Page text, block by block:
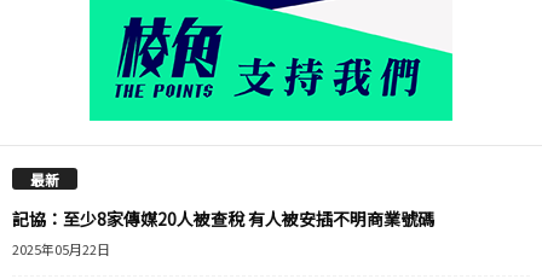
最新
記協：至少8家傳媒20人被查稅 有人被安插不明商業號碼
2025年05月22日